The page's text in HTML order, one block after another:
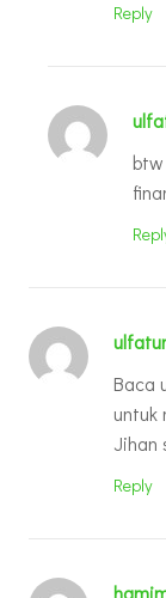
Reply
Baca
untuk
Jihan
Reply